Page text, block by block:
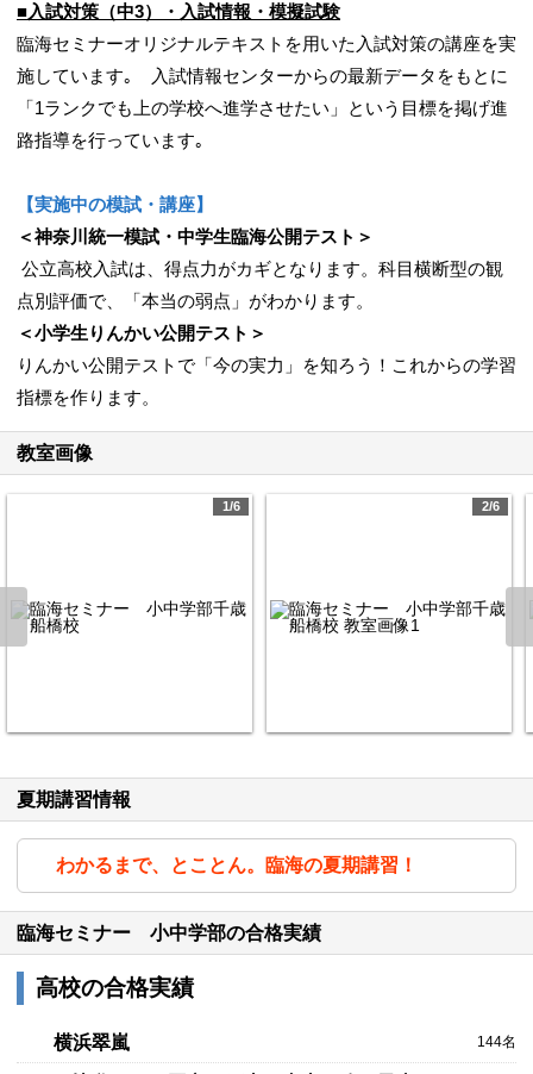
■入試対策（中3）・入試情報・模擬試験
臨海セミナーオリジナルテキストを用いた入試対策の講座を実
施しています｡ 入試情報センターからの最新データをもとに
「1ランクでも上の学校へ進学させたい」という目標を掲げ進
路指導を行っています｡
【実施中の模試・講座】
＜神奈川統一模試・中学生臨海公開テスト＞
公立高校入試は、得点力がカギとなります。科目横断型の観
点別評価で、「本当の弱点」がわかります。
＜小学生りんかい公開テスト＞
りんかい公開テストで「今の実力」を知ろう！これからの学習
指標を作ります。
教室画像
1/6 2/6
夏期講習情報
わかるまで、とことん。臨海の夏期講習！
臨海セミナー 小中学部の合格実績
高校の合格実績
横浜翠嵐 144名